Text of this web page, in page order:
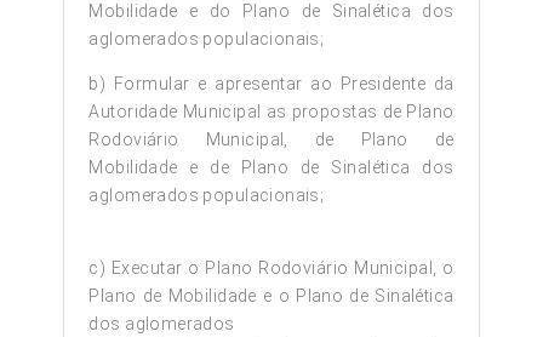
Mobilidade e do Plano de Sinalética dos
aglomerados populacionais;
b) Formular e apresentar ao Presidente da
Autoridade Municipal as propostas de Plano
Rodoviário Municipal, de Plano de
Mobilidade e de Plano de Sinalética dos
aglomerados populacionais;
c) Executar o Plano Rodoviário Municipal, o
Plano de Mobilidade e o Plano de Sinalética
dos aglomerados